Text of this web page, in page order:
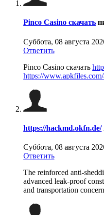
Pinco Casino скачать
Суббота, 08 августа
Ответить
Pinco Casino скачать
https://
https://hackmd.okfn.de/
Суббота, 08 августа
Ответить
The reinforced anti-
advanced leak-proof
and transportation